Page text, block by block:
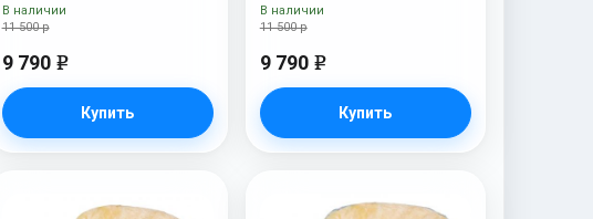
11 500 р
9 790 e
Купить
В наличии
11 500 р
9 790 e
Купить
В наличии